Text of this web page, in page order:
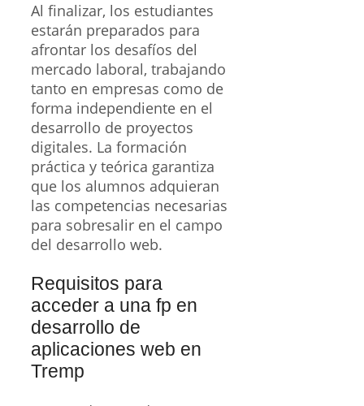
Al finalizar, los estudiantes
estarán preparados para
afrontar los desafíos del
mercado laboral, trabajando
tanto en empresas como de
forma independiente en el
desarrollo de proyectos
digitales. La formación
práctica y teórica garantiza
que los alumnos adquieran
las competencias necesarias
para sobresalir en el campo
del desarrollo web.
Requisitos para
acceder a una fp en
desarrollo de
aplicaciones web en
Tremp